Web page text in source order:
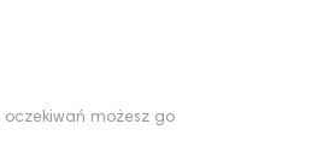
oczekiwań możesz go